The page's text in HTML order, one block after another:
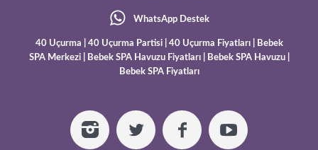
WhatsApp Destek
40 Uçurma 40 Uçurma Partisi| 40 Uçurma Fiyatları|
Bebek
SPA Merkezi| Bebek SPA Havuzu Fiyatları| Bebek SPA Havuzu|
Bebek SPA Fiyatları